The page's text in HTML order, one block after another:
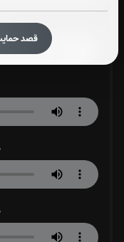
قصد